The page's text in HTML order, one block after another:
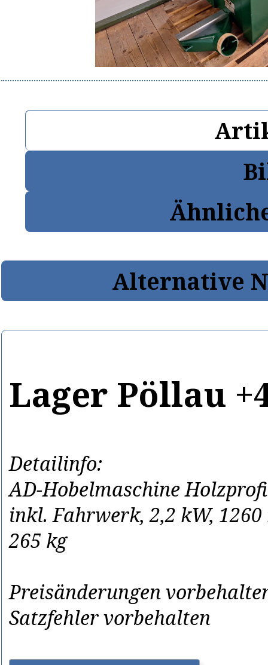
Alternative
Lager Pöllau
Detailinfo:
AD-Hobelmaschine
inkl. Fahrwerk, 2,2 kW,
265 kg
Preisänderungen
Satzfehler vorbehalten